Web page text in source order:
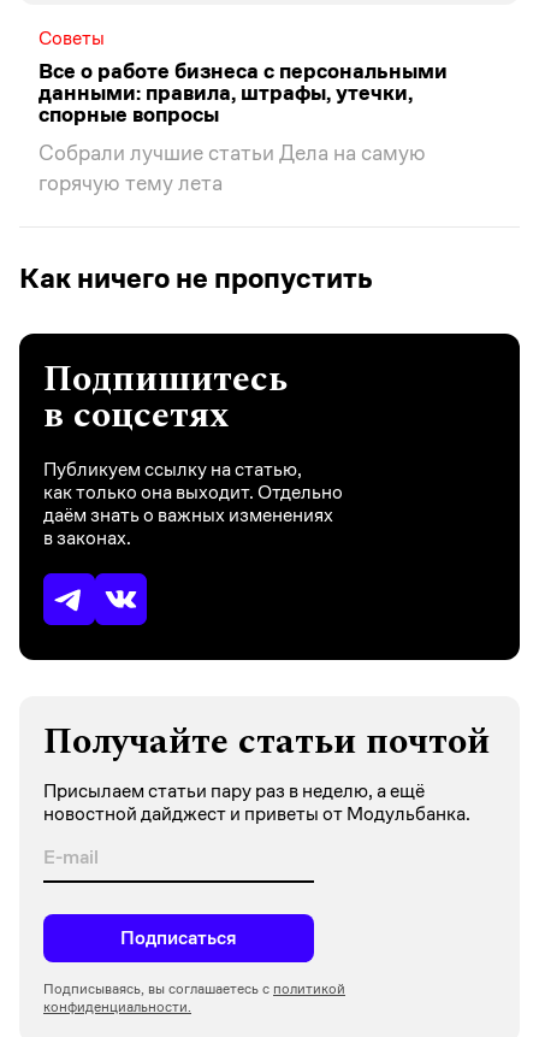
Советы
Все о работе бизнеса с персональными
данными: правила, штрафы, утечки,
спорные вопросы
Собрали лучшие статьи Дела на самую
горячую тему лета
Как ничего не пропустить
Подпишитесь
в соцсетях
Публикуем ссылку на статью,
как только она выходит. Отдельно
даём знать о важных изменениях
в законах.
Получайте статьи почтой
Присылаем статьи пару раз в неделю, а ещё
новостной дайджест и приветы от Модульбанка.
Подписаться
Подписываясь, вы соглашаетесь с политикой
конфиденциальности.